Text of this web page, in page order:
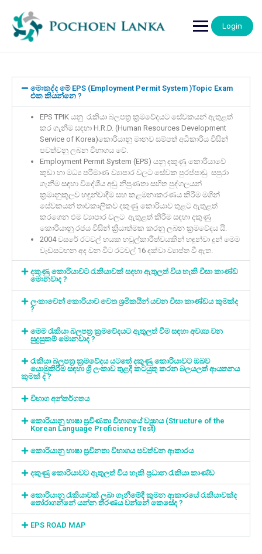
Login
මොකද්ද මේ EPS (Employment Permit System )Topic Exam
එක කියන්නෙ ?
EPS TPIK යනු රැකියා බලපත්‍ර ක්‍රමවේදයට සේවකයන් ඇතුළත්
කර ගැනීම සඳහා H.R.D. (Human Resources Development
Service of Korea)කොරියානු මානව සම්පත් අධිකාරිය විසින්
පවත්වනු ලබන විභාගය වේ.
Employment Permit System (EPS) යනු දකුණු කොරියාවේ
කුඩා හා මධ්‍ය පරිමාණ ව්‍යාපාර වලට සේවක පුරප්පාඩු සපුරා
ගැනීම සඳහා විදේශීය අඩු නිපුණතා සහිත පුද්ගලයන්
ක්‍රමානුකූලව හඳුන්වාදීම සහ කළමනාකරණය කිරීම මගින්
සේවකයන් තාවකාලිකව දකුණු කොරියාව තුළට ඇතුළත්
කරගෙන එම ව්‍යාපාර වලට ඇතුළත් කිරීම සඳහා දකුණු
කොරියානු රජය විසින් ක්‍රියාත්මක කරනු ලබන ක්‍රමවේදය යි.
2004 වසරේ රටවල් හයක හවුල්කාරීත්වයකින් හඳුන්වා දුන් මෙම
වැඩසටහන අද වන විට රටවල් 16 දක්වා ව්‍යාප්ත වී ඇත.
දකුණු කොරියාවට රැකියාවක් සදහා ඇතුලත් විය හැකි වීසා කාණ්ඩ
මොනවාද ?
ලංකාවෙන් කොරියාව වෙත ශ්‍රමිකයින් යවන වීසා කාණ්ඩය කුමක්ද
?
මෙම රැකියා බලපත්‍ර ක්‍රමවේදයට ඇතුලත් වීම සඳහා අවශ්‍ය වන
සුදුසුකම් මොනවාද ?
රැකියා බලපත්‍ර ක්‍රමවේදය යටතේ දකුණු කොරියාවට ඔබව
යොමුකිරීම සඳහා ශ්‍රී ලංකාව තුළදී කටයුතු කරන බලයලත් ආයතනය
කුමක් ද ?
විභාග අන්තර්ගතය
කොරියානු භාෂා ප්‍රවීණතා විභාගයේ ව්‍යුහය (Structure of the
Korean Language Proficiency Test)
කොරියානු භාෂා ප්‍රවීනතා විභාගය පවත්වන ආකාරය
දකුණු කොරියාවට ඇතුලත් විය හැකි ප්‍රධාන රැකියා කාණ්ඩ
කොරියානු රැකියාවක් ලබා ගැනීමේදී කුමන ආකාරයේ රැකියාවක්ද
තෝරාගන්නේ යන්න තීරණය වන්නේ කෙසේද ?
EPS ROAD MAP